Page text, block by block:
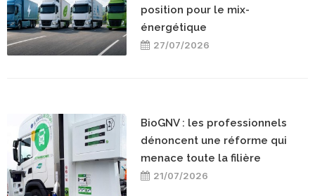
position pour le mix-
énergétique
27/07/2026
BioGNV : les professionnels
dénoncent une réforme qui
menace toute la filière
21/07/2026